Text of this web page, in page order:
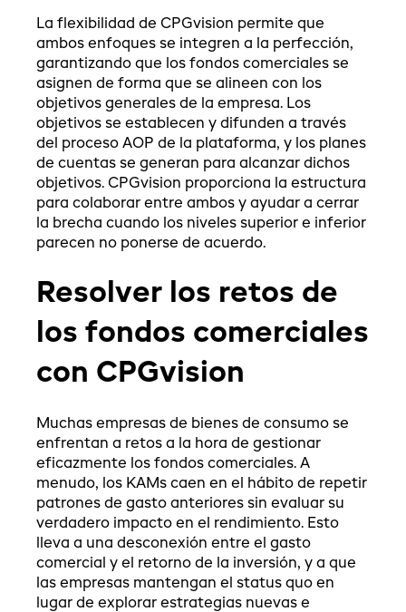
La flexibilidad de CPGvision permite que
ambos enfoques se integren a la perfección,
garantizando que los fondos comerciales se
asignen de forma que se alineen con los
objetivos generales de la empresa. Los
objetivos se establecen y difunden a través
del proceso AOP de la plataforma, y los planes
de cuentas se generan para alcanzar dichos
objetivos. CPGvision proporciona la estructura
para colaborar entre ambos y ayudar a cerrar
la brecha cuando los niveles superior e inferior
parecen no ponerse de acuerdo.
Resolver los retos de
los fondos comerciales
con CPGvision
Muchas empresas de bienes de consumo se
enfrentan a retos a la hora de gestionar
eficazmente los fondos comerciales. A
menudo, los KAMs caen en el hábito de repetir
patrones de gasto anteriores sin evaluar su
verdadero impacto en el rendimiento. Esto
lleva a una desconexión entre el gasto
comercial y el retorno de la inversión, y a que
las empresas mantengan el status quo en
lugar de explorar estrategias nuevas e